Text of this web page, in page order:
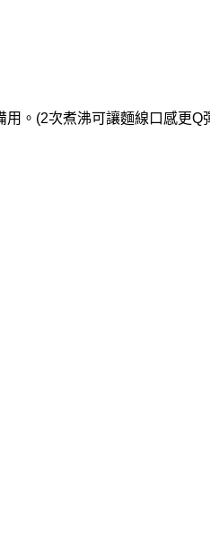
。(2次煮沸可讓麵線口感更Q